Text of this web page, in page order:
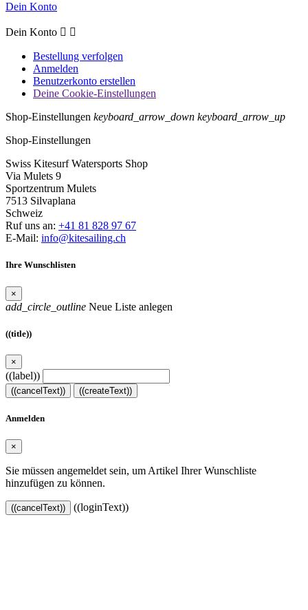
Dein Konto
Dein Konto  
Bestellung verfolgen
Anmelden
Benutzerkonto erstellen
Deine Cookie-Einstellungen
Shop-Einstellungen keyboard_arrow_down keyboard_arrow_up
Shop-Einstellungen
Swiss Kitesurf Watersports Shop
Via Mulets 9
Sportzentrum Mulets
7513 Silvaplana
Schweiz
Ruf uns an: +41 81 828 97 67
E-Mail: info@kitesailing.ch
Ihre Wunschlisten
×
add_circle_outline Neue Liste anlegen
((title))
×
((label))
((cancelText)) ((createText))
Anmelden
×
Sie müssen angemeldet sein, um Artikel Ihrer Wunschliste
hinzufügen zu können.
((cancelText)) ((loginText))